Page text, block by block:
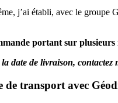
j’ai établi, avec le groupe
portant sur
date de livraison, contactez
transport avec